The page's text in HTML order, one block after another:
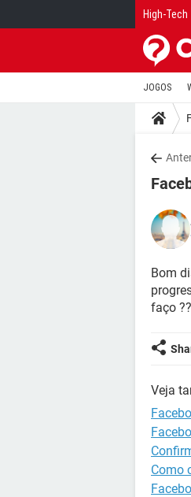
High-Tech
JOGOS
Bom
faço
Veja
Como